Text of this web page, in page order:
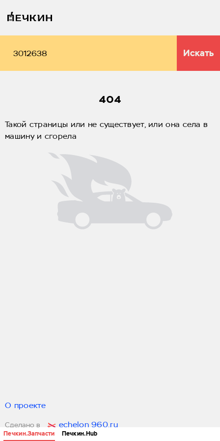
Печкин.Запчасти Печкин.Hub
Искать
404
Такой страницы или не существует, или она села в
машину и сгорела
О проекте
Сделано в echelon 960.ru